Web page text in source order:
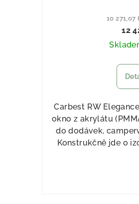
10 271,07
12
Carbest RW
okno z akrylátu
do dodávek,
Konstrukčně jde o